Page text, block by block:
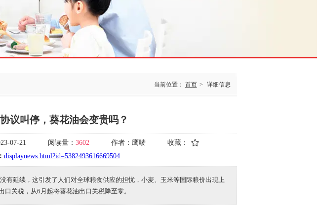
当前位置： 首页 > 详细信息
议叫停，葵花油会变贵吗？
07-21 阅读量： 3602 作者： 鹰唛
收藏：
displaynews.html?id=5382493616669504
有延续，这引发了人们对全球粮食供应的担忧，小麦、玉米等国际粮价出现上
关税，从6月起将葵花油出口关税降至零。